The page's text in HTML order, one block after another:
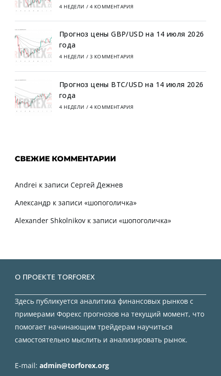
4 НЕДЕЛИ / 4 КОММЕНТАРИЯ
Прогноз цены GBP/USD на 14 июля 2026
года
4 НЕДЕЛИ / 3 КОММЕНТАРИЯ
Прогноз цены BTC/USD на 14 июля 2026
года
4 НЕДЕЛИ / 4 КОММЕНТАРИЯ
СВЕЖИЕ КОММЕНТАРИИ
Andrei к записи Сергей Дежнев
Александр к записи «шопоголичка»
Alexander Shkolnikov к записи «шопоголичка»
О ПРОЕКТЕ TORFOREX
Здесь публикуется аналитика финансовых рынков с
примерами Форекс прогнозов на текущий момент, что
помогает начинающим трейдерам научиться
самостоятельно мыслить и анализировать рынок.
E-mail: admin@torforex.org